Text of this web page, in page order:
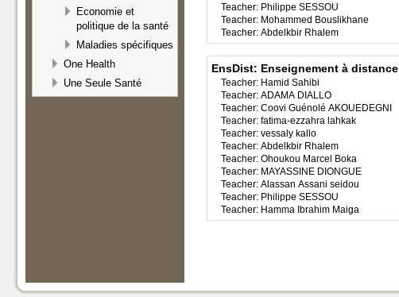
Teacher: Philippe SESSOU
Teacher: Mohammed Bouslikhane
Teacher: Abdelkbir Rhalem
EnsDist: Enseignement à distance
Teacher: Hamid Sahibi
Teacher: ADAMA DIALLO
Teacher: Coovi Guénolé AKOUEDEGNI
Teacher: fatima-ezzahra lahkak
Teacher: vessaly kallo
Teacher: Abdelkbir Rhalem
Teacher: Ohoukou Marcel Boka
Teacher: MAYASSINE DIONGUE
Teacher: Alassan Assani seidou
Teacher: Philippe SESSOU
Teacher: Hamma Ibrahim Maiga
Economie et
politique de la santé
Maladies spécifiques
One Health
Une Seule Santé